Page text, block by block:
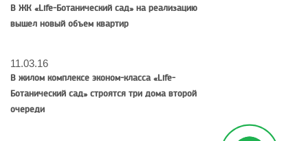
В ЖК «Life-Ботанический сад» на реализацию
вышел новый объем квартир
11.03.16
В жилом комплексе эконом-класса «Life-
Ботанический сад» строятся три дома второй
очереди